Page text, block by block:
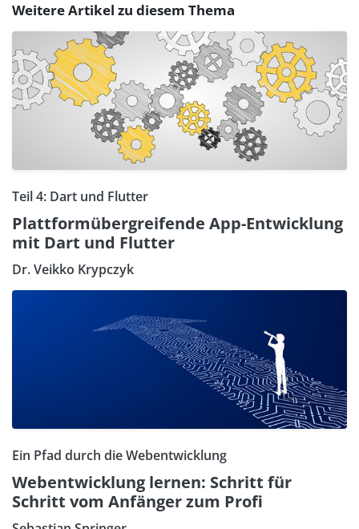
Weitere Artikel zu diesem Thema
Teil 4: Dart und Flutter
Plattformübergreifende App-Entwicklung
mit Dart und Flutter
Dr. Veikko Krypczyk
Ein Pfad durch die Webentwicklung
Webentwicklung lernen: Schritt für
Schritt vom Anfänger zum Profi